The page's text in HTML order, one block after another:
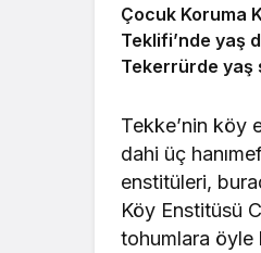
Çocuk Koruma
Teklifi’nde yaş
Tekerrürde yaş
çıkarıldı
Tekke’nin köy
dahi üç
enstitüleri,
Köy Enstitüsü
tohumlara öyle